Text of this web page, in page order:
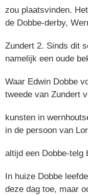
zou plaatsvinden.
de Dobbe-derby,
Zundert 2. Sinds dit
namelijk een oude
Waar Edwin Dobbe
tweede van Zundert
kunsten in
in de persoon van
altijd een Dobbe-telg
In huize Dobbe
deze dag toe, maar